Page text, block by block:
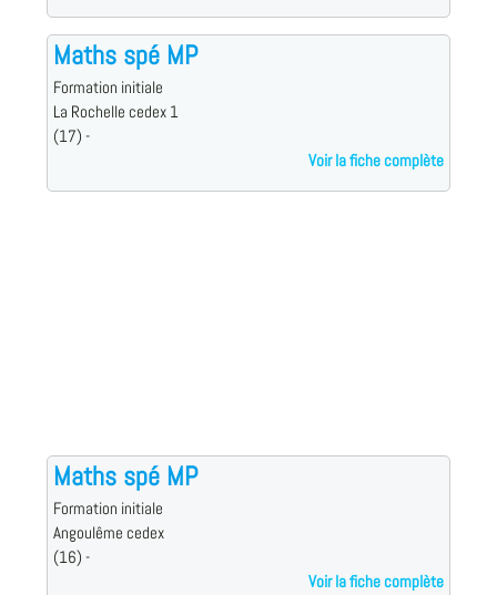
Maths spé MP
Formation initiale
La Rochelle cedex 1
(17) -
Voir la fiche complète
Maths spé MP
Formation initiale
Angoulême cedex
(16) -
Voir la fiche complète